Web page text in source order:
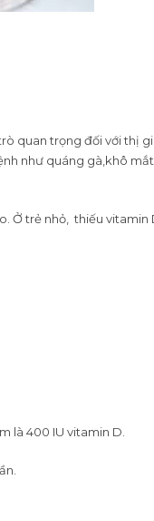
quan trọng đối với thị
như quáng gà,khô
Ở trẻ nhỏ, thiếu vitamin
là 400 IU vitamin D.